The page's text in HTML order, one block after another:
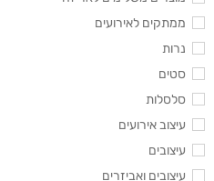
ממתקים לאירועים
נרות
סטים
סלסלות
עיצוב אירועים
עיצובים
עיצובים ואביזרים